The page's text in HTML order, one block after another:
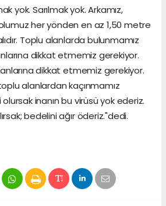
yok. Sarılmak yok. Arkamız,
her yönden en az 1,50 metre
Toplu alanlarda bulunmamız
dikkat etmemiz gerekiyor.
dikkat etmemiz gerekiyor.
alanlardan kaçınmamız
inanın bu virüsü yok ederiz.
bedelini ağır öderiz."dedi.